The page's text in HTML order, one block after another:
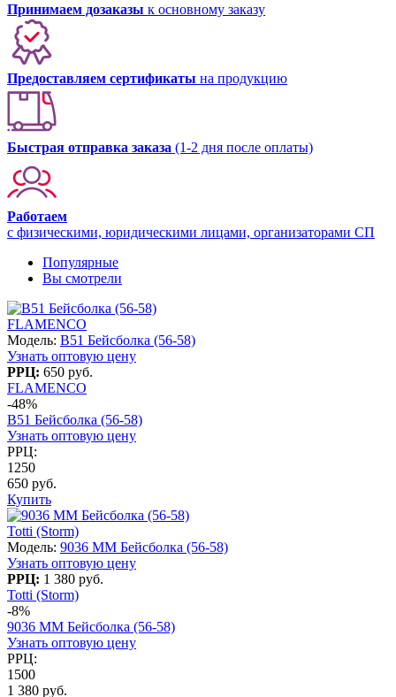
Принимаем дозаказы к основному заказу
Предоставляем сертификаты на продукцию
Быстрая отправка заказа (1-2 дня после оплаты)
Работаем
с физическими, юридическими лицами, организаторами СП
Популярные
Вы смотрели
FLAMENCO
Модель: B51 Бейсболка (56-58)
Узнать оптовую цену
РРЦ: 650 руб.
FLAMENCO
-48%
B51 Бейсболка (56-58)
Узнать оптовую цену
РРЦ:
1250
650 руб.
Купить
Totti (Storm)
Модель: 9036 MM Бейсболка (56-58)
Узнать оптовую цену
РРЦ: 1 380 руб.
Totti (Storm)
-8%
9036 MM Бейсболка (56-58)
Узнать оптовую цену
РРЦ:
1500
1 380 руб.